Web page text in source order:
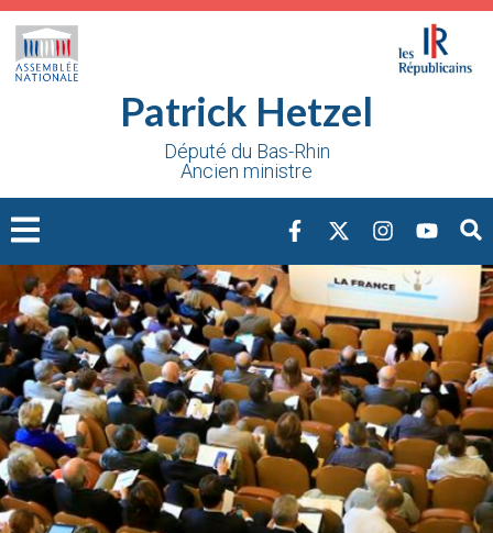
Patrick Hetzel
Député du Bas-Rhin
Ancien ministre
Cookies management panel